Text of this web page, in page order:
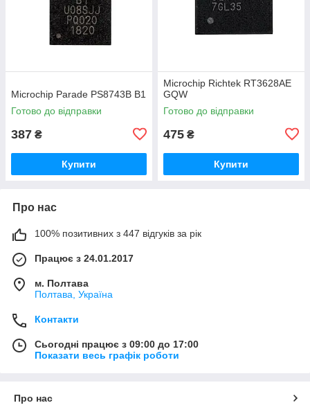
Microchip Parade PS8743B B1
Готово до відправки
387 ₴
Купити
Microchip Richtek RT3628AE
GQW
Готово до відправки
475 ₴
Купити
Про нас
100% позитивних з 447 відгуків за рік
Працює з 24.01.2017
м. Полтава
Полтава, Україна
Контакти
Сьогодні працює з 09:00 до 17:00
Показати весь графік роботи
Про нас